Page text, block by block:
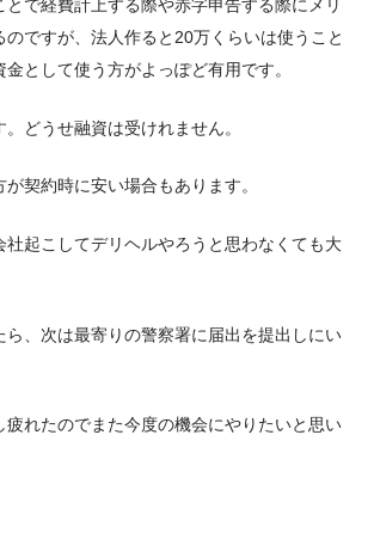
とで経費計上する際や赤字申告する際にメリ
のですが、法人作ると20万くらいは使うこと
として使う方がよっぽど有用です。
どうせ融資は受けれません。
契約時に安い場合もあります。
社起こしてデリヘルやろうと思わなくても大
ら、次は最寄りの警察署に届出を提出しにい
疲れたのでまた今度の機会にやりたいと思い